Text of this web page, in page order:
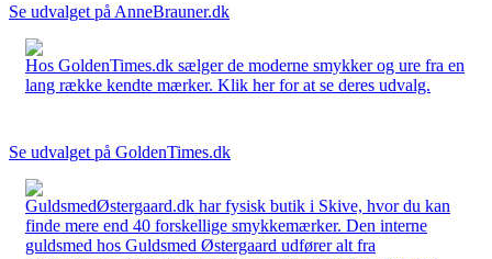
Se udvalget på AnneBrauner.dk
Hos GoldenTimes.dk sælger de moderne smykker og ure fra en
lang række kendte mærker. Klik her for at se deres udvalg.
Se udvalget på GoldenTimes.dk
GuldsmedØstergaard.dk har fysisk butik i Skive, hvor du kan
finde mere end 40 forskellige smykkemærker. Den interne
guldsmed hos Guldsmed Østergaard udfører alt fra